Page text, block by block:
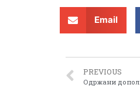
Email
PREVIOUS